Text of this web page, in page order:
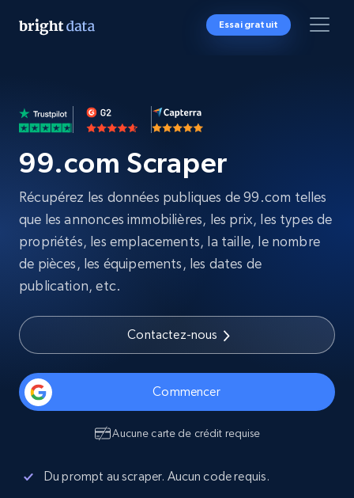
Essai gratuit
99.com Scraper
Récupérez les données publiques de 99.com telles
que les annonces immobilières, les prix, les types de
propriétés, les emplacements, la taille, le nombre
de pièces, les équipements, les dates de
publication, etc.
Contactez-nous
Commencer
Aucune carte de crédit requise
Du prompt au scraper. Aucun code requis.